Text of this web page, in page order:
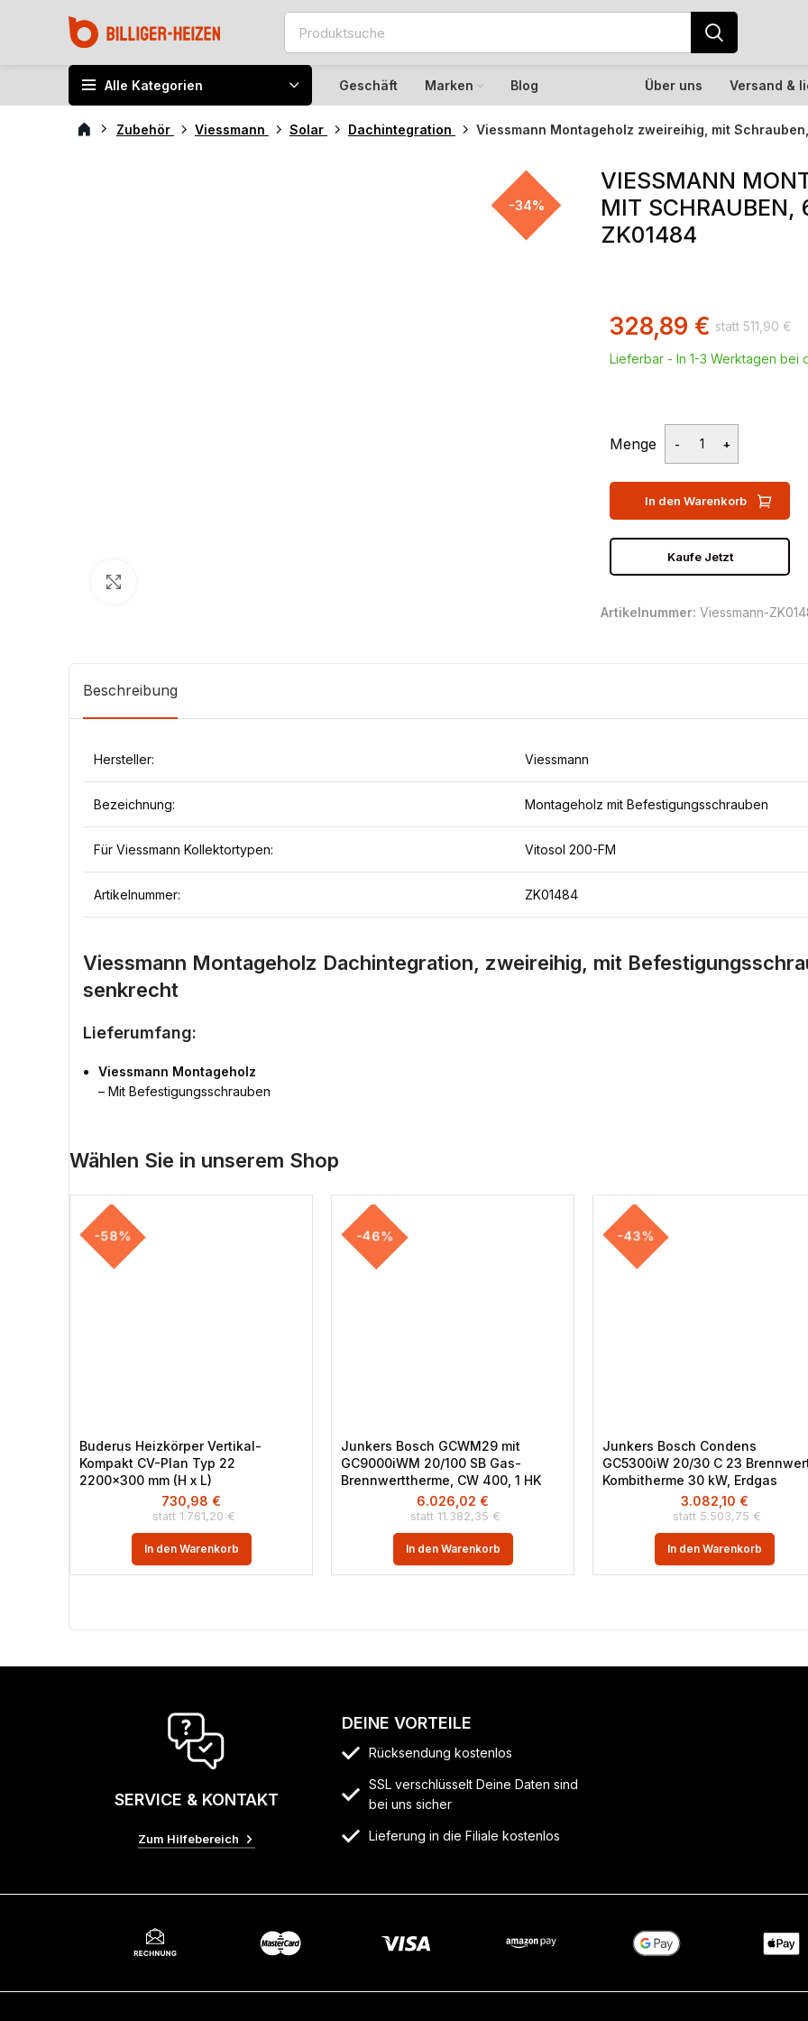
Alle Kategorien Geschäft Marken Blog Über uns Versand &
Zubehör Viessmann Solar Dachintegration Viessmann Montageholz zweireihig, mit
-34%
VIESSMANN
MIT SCHRAUBEN,
ZK01484
511,90 €
328,89 €
Lieferbar - In 1-3 Werktagen bei
Menge
In den Warenkorb
Kaufe Jetzt
Artikelnummer: Viessmann-
Beschreibung
Hersteller: Viessmann
Bezeichnung: Montageholz mit Befestigungsschrauben
Für Viessmann Kollektortypen: Vitosol 200-FM
Artikelnummer: ZK01484
Viessmann Montageholz Dachintegration, zweireihig, mit
senkrecht
Lieferumfang:
Viessmann Montageholz
– Mit Befestigungsschrauben
Wählen Sie in unserem Shop
-58%
Buderus Heizkörper Vertikal-
Kompakt CV-Plan Typ 22
2200×300 mm (H x L)
1.761,20 €
730,98 €
In den Warenkorb
-46%
Junkers Bosch GCWM29 mit
GC9000iWM 20/100 SB Gas-
Brennwerttherme, CW 400, 1 HK
11.382,35 €
6.026,02 €
In den Warenkorb
-43%
Junkers Bosch Condens
GC5300iW 20/30 C 23
Kombitherme 30 kW, Erdgas
5.503,75 €
3.082,10 €
In den Warenkorb
SERVICE & KONTAKT
Zum Hilfebereich
DEINE VORTEILE
Rücksendung kostenlos
SSL verschlüsselt Deine Daten sind
bei uns sicher
Lieferung in die Filiale kostenlos